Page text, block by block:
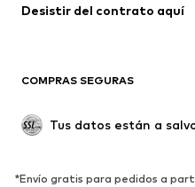
Abrigos
Tallas grandes
Reciclado
ZAPATOS
Desistir del contrato aquí
COMPRAS SEGURAS
Tus datos están a
*Envío gratis para pedidos a